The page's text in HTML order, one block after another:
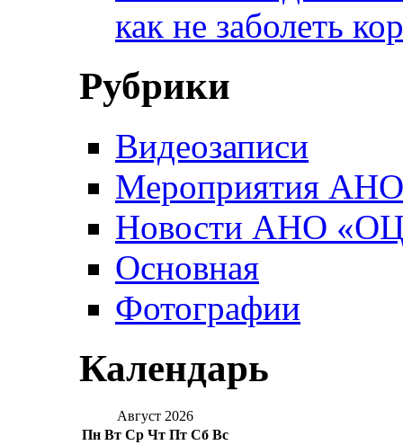
как не заболеть
Рубрики
Видеозаписи
Мероприятия
Новости АНО
Основная
Фотографии
Календарь
Август 2026
Пн Вт Ср Чт Пт Сб Вс